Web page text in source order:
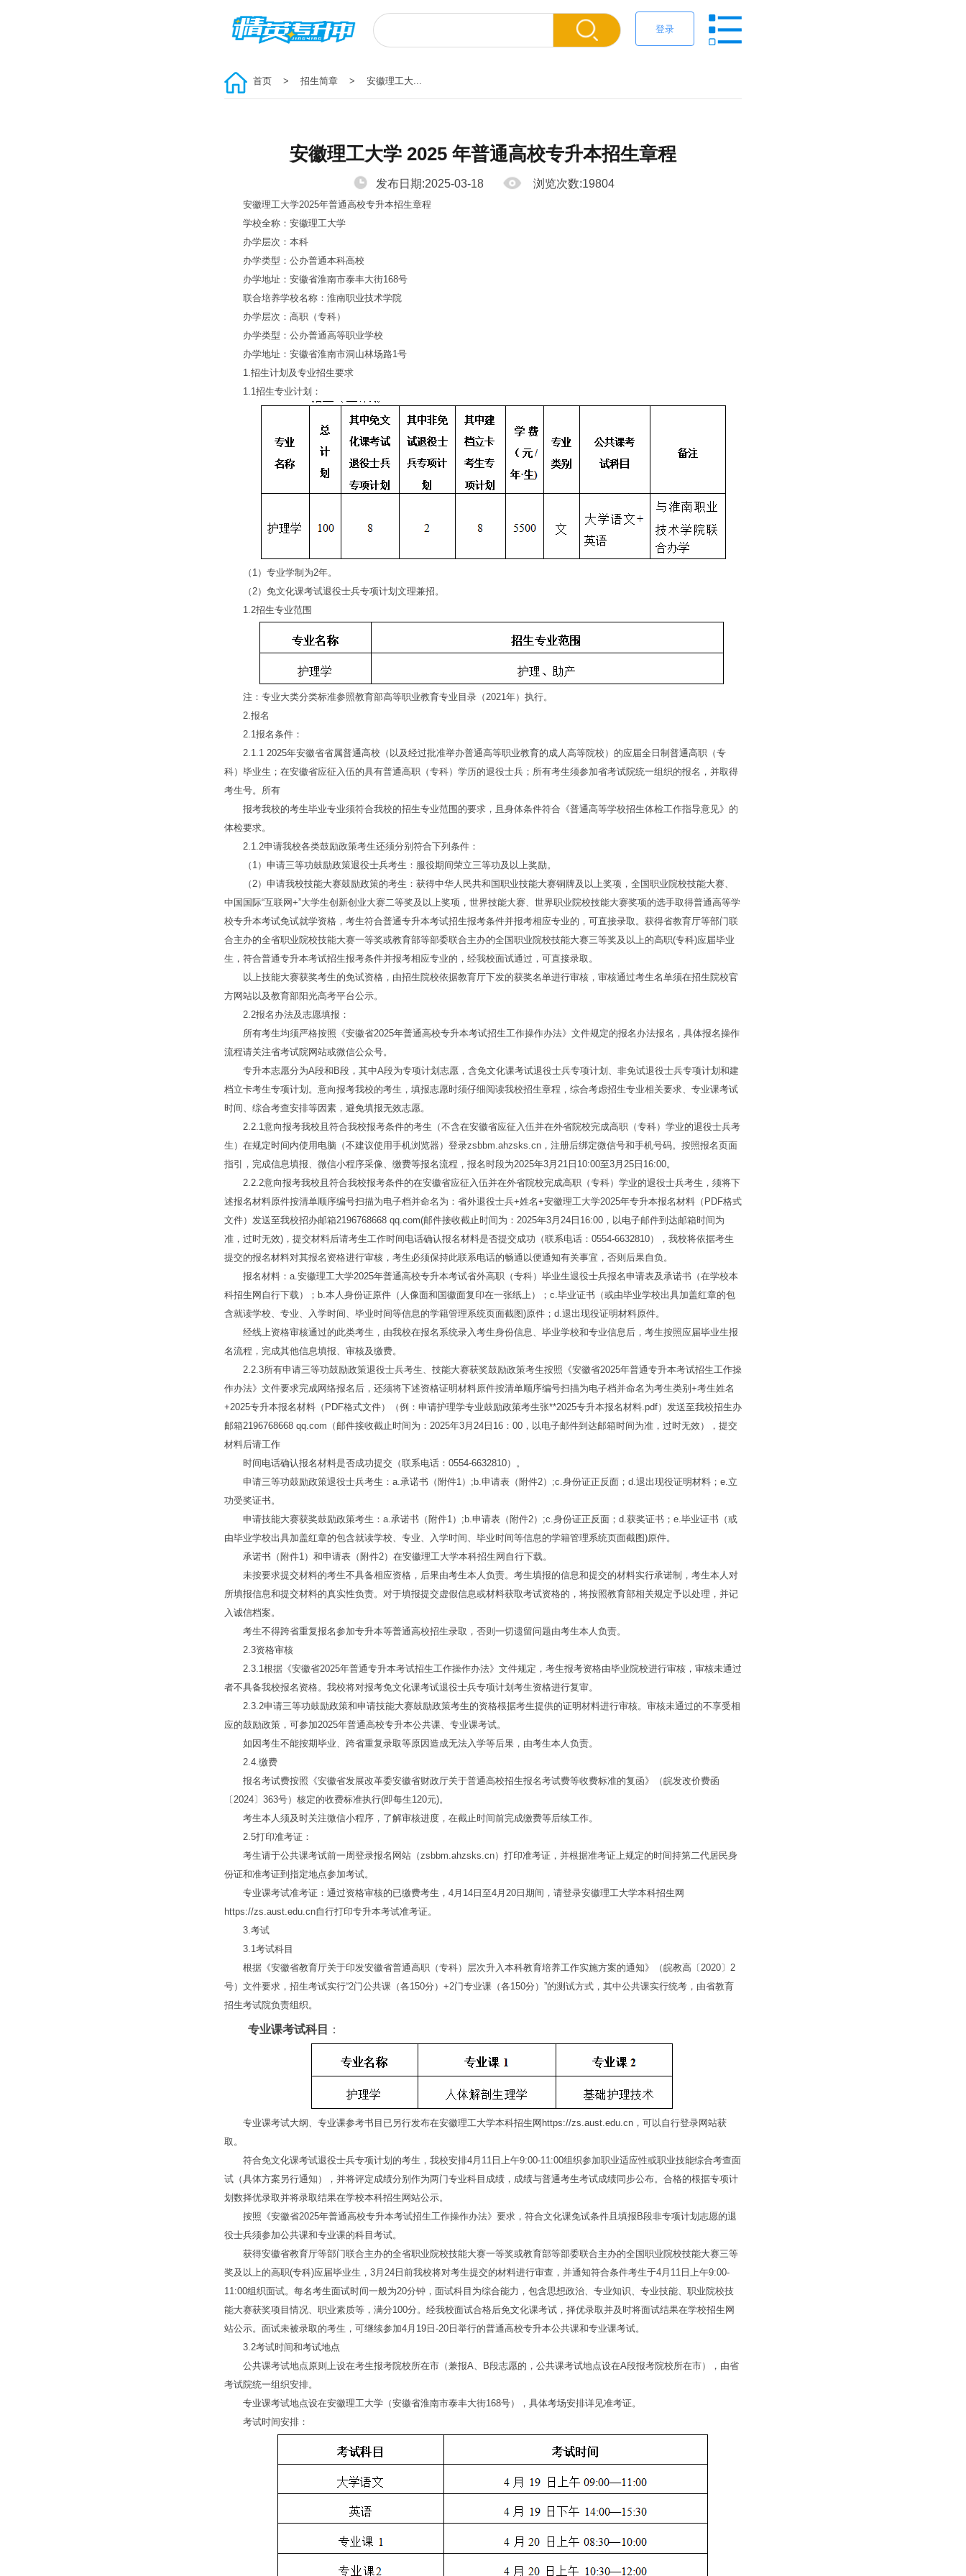
登录
首页 > 招生简章 > 安徽理工大...
安徽理工大学 2025 年普通高校专升本招生章程
发布日期:2025-03-18 浏览次数:19804
安徽理工大学2025年普通高校专升本招生章程
学校全称：安徽理工大学
办学层次：本科
办学类型：公办普通本科高校
办学地址：安徽省淮南市泰丰大街168号
联合培养学校名称：淮南职业技术学院
办学层次：高职（专科）
办学类型：公办普通高等职业学校
办学地址：安徽省淮南市洞山林场路1号
1.招生计划及专业招生要求
1.1招生专业计划：
（1）专业学制为2年。
（2）免文化课考试退役士兵专项计划文理兼招。
1.2招生专业范围
注：专业大类分类标准参照教育部高等职业教育专业目录（2021年）执行。
2.报名
2.1报名条件：
2.1.1 2025年安徽省省属普通高校（以及经过批准举办普通高等职业教育的成人高等院校）的应届全日制普通高职（专
科）毕业生；在安徽省应征入伍的具有普通高职（专科）学历的退役士兵；所有考生须参加省考试院统一组织的报名，并取得
考生号。所有
报考我校的考生毕业专业须符合我校的招生专业范围的要求，且身体条件符合《普通高等学校招生体检工作指导意见》的
体检要求。
2.1.2申请我校各类鼓励政策考生还须分别符合下列条件：
（1）申请三等功鼓励政策退役士兵考生：服役期间荣立三等功及以上奖励。
（2）申请我校技能大赛鼓励政策的考生：获得中华人民共和国职业技能大赛铜牌及以上奖项，全国职业院校技能大赛、
中国国际“互联网+”大学生创新创业大赛二等奖及以上奖项，世界技能大赛、世界职业院校技能大赛奖项的选手取得普通高等学
校专升本考试免试就学资格，考生符合普通专升本考试招生报考条件并报考相应专业的，可直接录取。获得省教育厅等部门联
合主办的全省职业院校技能大赛一等奖或教育部等部委联合主办的全国职业院校技能大赛三等奖及以上的高职(专科)应届毕业
生，符合普通专升本考试招生报考条件并报考相应专业的，经我校面试通过，可直接录取。
以上技能大赛获奖考生的免试资格，由招生院校依据教育厅下发的获奖名单进行审核，审核通过考生名单须在招生院校官
方网站以及教育部阳光高考平台公示。
2.2报名办法及志愿填报：
所有考生均须严格按照《安徽省2025年普通高校专升本考试招生工作操作办法》文件规定的报名办法报名，具体报名操作
流程请关注省考试院网站或微信公众号。
专升本志愿分为A段和B段，其中A段为专项计划志愿，含免文化课考试退役士兵专项计划、非免试退役士兵专项计划和建
档立卡考生专项计划。意向报考我校的考生，填报志愿时须仔细阅读我校招生章程，综合考虑招生专业相关要求、专业课考试
时间、综合考查安排等因素，避免填报无效志愿。
2.2.1意向报考我校且符合我校报考条件的考生（不含在安徽省应征入伍并在外省院校完成高职（专科）学业的退役士兵考
生）在规定时间内使用电脑（不建议使用手机浏览器）登录zsbbm.ahzsks.cn，注册后绑定微信号和手机号码。按照报名页面
指引，完成信息填报、微信小程序采像、缴费等报名流程，报名时段为2025年3月21日10:00至3月25日16:00。
2.2.2意向报考我校且符合我校报考条件的在安徽省应征入伍并在外省院校完成高职（专科）学业的退役士兵考生，须将下
述报名材料原件按清单顺序编号扫描为电子档并命名为：省外退役士兵+姓名+安徽理工大学2025年专升本报名材料（PDF格式
文件）发送至我校招办邮箱2196768668 qq.com(邮件接收截止时间为：2025年3月24日16:00，以电子邮件到达邮箱时间为
准，过时无效)，提交材料后请考生工作时间电话确认报名材料是否提交成功（联系电话：0554-6632810），我校将依据考生
提交的报名材料对其报名资格进行审核，考生必须保持此联系电话的畅通以便通知有关事宜，否则后果自负。
报名材料：a.安徽理工大学2025年普通高校专升本考试省外高职（专科）毕业生退役士兵报名申请表及承诺书（在学校本
科招生网自行下载）；b.本人身份证原件（人像面和国徽面复印在一张纸上）；c.毕业证书（或由毕业学校出具加盖红章的包
含就读学校、专业、入学时间、毕业时间等信息的学籍管理系统页面截图)原件；d.退出现役证明材料原件。
经线上资格审核通过的此类考生，由我校在报名系统录入考生身份信息、毕业学校和专业信息后，考生按照应届毕业生报
名流程，完成其他信息填报、审核及缴费。
2.2.3所有申请三等功鼓励政策退役士兵考生、技能大赛获奖鼓励政策考生按照《安徽省2025年普通专升本考试招生工作操
作办法》文件要求完成网络报名后，还须将下述资格证明材料原件按清单顺序编号扫描为电子档并命名为考生类别+考生姓名
+2025专升本报名材料（PDF格式文件）（例：申请护理学专业鼓励政策考生张**2025专升本报名材料.pdf）发送至我校招生办
邮箱2196768668 qq.com（邮件接收截止时间为：2025年3月24日16：00，以电子邮件到达邮箱时间为准，过时无效），提交
材料后请工作
时间电话确认报名材料是否成功提交（联系电话：0554-6632810）。
申请三等功鼓励政策退役士兵考生：a.承诺书（附件1）;b.申请表（附件2）;c.身份证正反面；d.退出现役证明材料；e.立
功受奖证书。
申请技能大赛获奖鼓励政策考生：a.承诺书（附件1）;b.申请表（附件2）;c.身份证正反面；d.获奖证书；e.毕业证书（或
由毕业学校出具加盖红章的包含就读学校、专业、入学时间、毕业时间等信息的学籍管理系统页面截图)原件。
承诺书（附件1）和申请表（附件2）在安徽理工大学本科招生网自行下载。
未按要求提交材料的考生不具备相应资格，后果由考生本人负责。考生填报的信息和提交的材料实行承诺制，考生本人对
所填报信息和提交材料的真实性负责。对于填报提交虚假信息或材料获取考试资格的，将按照教育部相关规定予以处理，并记
入诚信档案。
考生不得跨省重复报名参加专升本等普通高校招生录取，否则一切遗留问题由考生本人负责。
2.3资格审核
2.3.1根据《安徽省2025年普通专升本考试招生工作操作办法》文件规定，考生报考资格由毕业院校进行审核，审核未通过
者不具备我校报名资格。我校将对报考免文化课考试退役士兵专项计划考生资格进行复审。
2.3.2申请三等功鼓励政策和申请技能大赛鼓励政策考生的资格根据考生提供的证明材料进行审核。审核未通过的不享受相
应的鼓励政策，可参加2025年普通高校专升本公共课、专业课考试。
如因考生不能按期毕业、跨省重复录取等原因造成无法入学等后果，由考生本人负责。
2.4.缴费
报名考试费按照《安徽省发展改革委安徽省财政厅关于普通高校招生报名考试费等收费标准的复函》（皖发改价费函
〔2024〕363号）核定的收费标准执行(即每生120元)。
考生本人须及时关注微信小程序，了解审核进度，在截止时间前完成缴费等后续工作。
2.5打印准考证：
考生请于公共课考试前一周登录报名网站（zsbbm.ahzsks.cn）打印准考证，并根据准考证上规定的时间持第二代居民身
份证和准考证到指定地点参加考试。
专业课考试准考证：通过资格审核的已缴费考生，4月14日至4月20日期间，请登录安徽理工大学本科招生网
https://zs.aust.edu.cn自行打印专升本考试准考证。
3.考试
3.1考试科目
根据《安徽省教育厅关于印发安徽省普通高职（专科）层次升入本科教育培养工作实施方案的通知》（皖教高〔2020〕2
号）文件要求，招生考试实行“2门公共课（各150分）+2门专业课（各150分）”的测试方式，其中公共课实行统考，由省教育
招生考试院负责组织。
专业课考试科目 ：
专业课考试大纲、专业课参考书目已另行发布在安徽理工大学本科招生网https://zs.aust.edu.cn，可以自行登录网站获
取。
符合免文化课考试退役士兵专项计划的考生，我校安排4月11日上午9:00-11:00组织参加职业适应性或职业技能综合考查面
试（具体方案另行通知），并将评定成绩分别作为两门专业科目成绩，成绩与普通考生考试成绩同步公布。合格的根据专项计
划数择优录取并将录取结果在学校本科招生网站公示。
按照《安徽省2025年普通高校专升本考试招生工作操作办法》要求，符合文化课免试条件且填报B段非专项计划志愿的退
役士兵须参加公共课和专业课的科目考试。
获得安徽省教育厅等部门联合主办的全省职业院校技能大赛一等奖或教育部等部委联合主办的全国职业院校技能大赛三等
奖及以上的高职(专科)应届毕业生，3月24日前我校将对考生提交的材料进行审查，并通知符合条件考生于4月11日上午9:00-
11:00组织面试。每名考生面试时间一般为20分钟，面试科目为综合能力，包含思想政治、专业知识、专业技能、职业院校技
能大赛获奖项目情况、职业素质等，满分100分。经我校面试合格后免文化课考试，择优录取并及时将面试结果在学校招生网
站公示。面试未被录取的考生，可继续参加4月19日-20日举行的普通高校专升本公共课和专业课考试。
3.2考试时间和考试地点
公共课考试地点原则上设在考生报考院校所在市（兼报A、B段志愿的，公共课考试地点设在A段报考院校所在市），由省
考试院统一组织安排。
专业课考试地点设在安徽理工大学（安徽省淮南市泰丰大街168号），具体考场安排详见准考证。
考试时间安排：